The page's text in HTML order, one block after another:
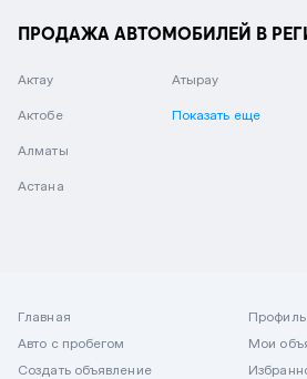
ПРОДАЖА АВТОМОБИЛЕЙ В
Актау
Актобе
Алматы
Астана
Атырау
Показать еще
Главная
Авто с пробегом
Создать объявление
Профиль
Мои